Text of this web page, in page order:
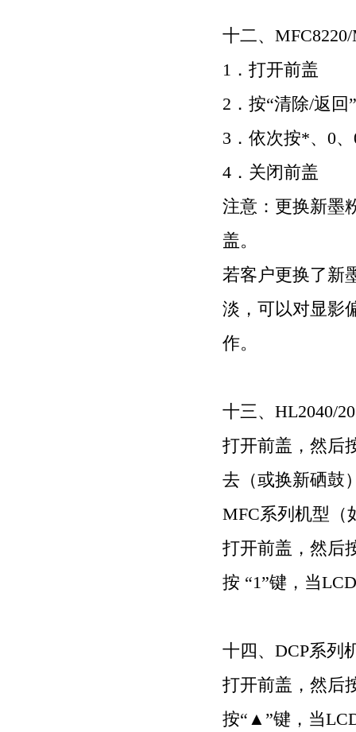
十二、
1 ．打开前盖
2 ．按“清除/返回 ”
3 ．依次按*、 0、
4 ．关闭前盖
注意：更换新墨
盖。
若客户更换了新
淡，可以对显影
作。
十三、 HL2040/
打开前盖，然后
去（或换新硒鼓
MFC系列机型（
打开前盖，然后
按 “1”键，当LCD
十四、 DCP系列
打开前盖，然后
按“▲”键，当